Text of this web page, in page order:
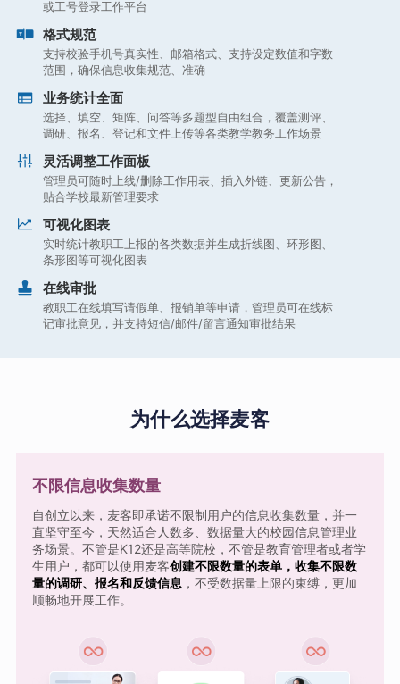
或工号登录工作平台
格式规范
支持校验手机号真实性、邮箱格式、支持设定数值和字数
范围，确保信息收集规范、准确
业务统计全面
选择、填空、矩阵、问答等多题型自由组合，覆盖测评、
调研、报名、登记和文件上传等各类教学教务工作场景
灵活调整工作面板
管理员可随时上线/删除工作用表、插入外链、更新公告，
贴合学校最新管理要求
可视化图表
实时统计教职工上报的各类数据并生成折线图、环形图、
条形图等可视化图表
在线审批
教职工在线填写请假单、报销单等申请，管理员可在线标
记审批意见，并支持短信/邮件/留言通知审批结果
为什么选择麦客
不限信息收集数量
自创立以来，麦客即承诺不限制用户的信息收集数量，并一
直坚守至今，天然适合人数多、数据量大的校园信息管理业
务场景。不管是K12还是高等院校，不管是教育管理者或者学
生用户，都可以使用麦客创建不限数量的表单，收集不限数
量的调研、报名和反馈信息 ，不受数据量上限的束缚，更加
顺畅地开展工作。